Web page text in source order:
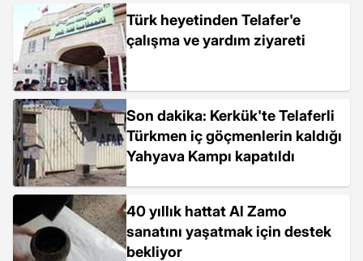
Türk heyetinden Telafer'e
çalışma ve yardım ziyareti
Son dakika: Kerkük'te Telaferli
Türkmen iç göçmenlerin kaldığı
Yahyava Kampı kapatıldı
40 yıllık hattat Al Zamo
sanatını yaşatmak için destek
bekliyor